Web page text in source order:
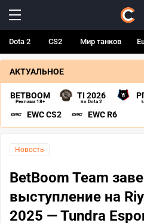
Dota 2 CS2 Мир танков
АКТУАЛЬНОЕ
BETBOOM
Реклама 18+
TI 2026
по Dota 2
EWC CS2 EWC R6
Новость
BetBoom Team
выступление на
2025 — Tundra